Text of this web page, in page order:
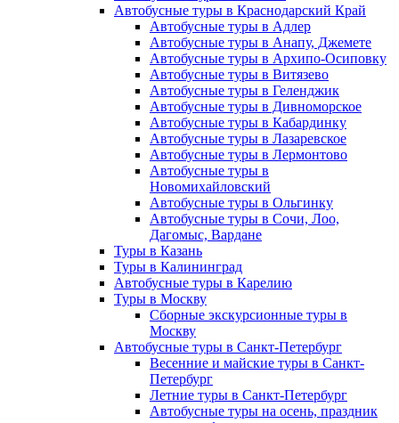
Автобусные туры в Краснодарский Край
Автобусные туры в Адлер
Автобусные туры в Анапу, Джемете
Автобусные туры в Архипо-Осиповку
Автобусные туры в Витязево
Автобусные туры в Геленджик
Автобусные туры в Дивноморское
Автобусные туры в Кабардинку
Автобусные туры в Лазаревское
Автобусные туры в Лермонтово
Автобусные туры в
Новомихайловский
Автобусные туры в Ольгинку
Автобусные туры в Сочи, Лоо,
Дагомыс, Вардане
Туры в Казань
Туры в Калининград
Автобусные туры в Карелию
Туры в Москву
Сборные экскурсионные туры в
Москву
Автобусные туры в Санкт-Петербург
Весенние и майские туры в Санкт-
Петербург
Летние туры в Санкт-Петербург
Автобусные туры на осень, праздник